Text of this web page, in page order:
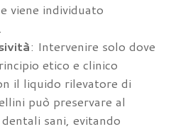
viene individuato
: Intervenire solo dove
etico e clinico
il liquido rilevatore di
può preservare al
sani, evitando